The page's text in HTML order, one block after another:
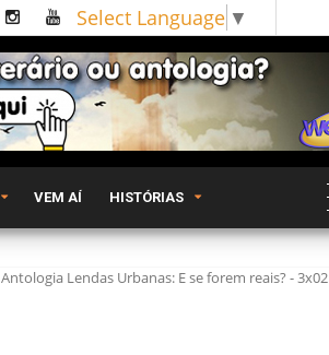
Select Language ▼
VEM AÍ HISTÓRIAS
Antologia Lendas Urbanas: E se forem reais? - 3x02